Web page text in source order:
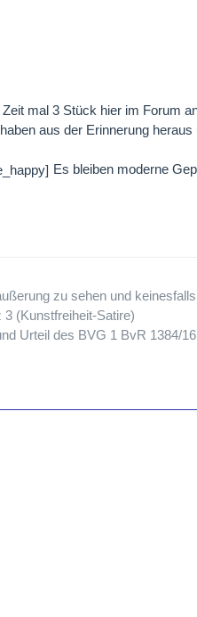
mal 3 Stück hier im Forum
aus der Erinnerung heraus
Es bleiben moderne
zu sehen und
(Kunstfreiheit-Satire)
Urteil des BVG 1 BvR 1384/16